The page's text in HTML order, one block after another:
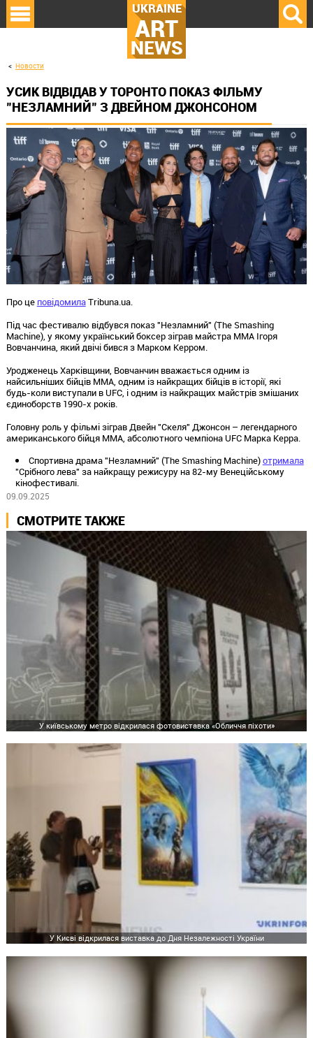
UKRAINE
ART
NEWS
Новости
УСИК ВІДВІДАВ У ТОРОНТО ПОКАЗ ФІЛЬМУ
"НЕЗЛАМНИЙ" З ДВЕЙНОМ ДЖОНСОНОМ
Про це повідомилаTribuna.ua.
Під час фестивалю відбувся показ "Незламний" (The Smashing
Machine), у якому український боксер зіграв майстра ММА Ігоря
Вовчанчина, який двічі бився з Марком Керром.
Уродженець Харківщини, Вовчанчин вважається одним із
найсильніших бійців ММА, одним із найкращих бійців в історії, які
будь-коли виступали в UFC, і одним із найкращих майстрів змішаних
єдиноборств 1990-х років.
Головну роль у фільмі зіграв Двейн "Скеля" Джонсон – легендарного
американського бійця ММА, абсолютного чемпіона UFC Марка Керра.
Спортивна драма "Незламний" (The Smashing Machine)отримала
"Срібного лева" за найкращу режисуру на 82-му Венеційському
кінофестивалі.
09.09.2025
СМОТРИТЕ ТАКЖЕ
У київському метро відкрилася фотовиставка «Обличчя піхоти»
У Києві відкрилася виставка до Дня Незалежності України